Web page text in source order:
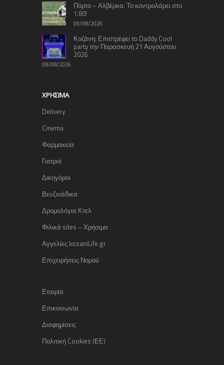
Πόρτο – Αλβέρκα: Το κοντρολάρει στο
1.80!
09/08/2026
Κοζάνη: Επιστρέφει το Daddy Cool
party την Παρασκευή 21 Αυγούστου
2026
08/08/2026
ΧΡΉΣΙΜΑ
Delivery
Cinema
Φαρμακεία
Γιατροί
Δικηγόροι
Βενζινάδικα
Δρομολόγια Κτελ
Φιλικά sites – Χρήσιμα
Αγγελίες kozaniLife.gr
Επιχειρήσεις Νομού
Εταιρία
Επικοινωνία
Διαφημίσεις
Πολιτική Cookies (ΕΕ)